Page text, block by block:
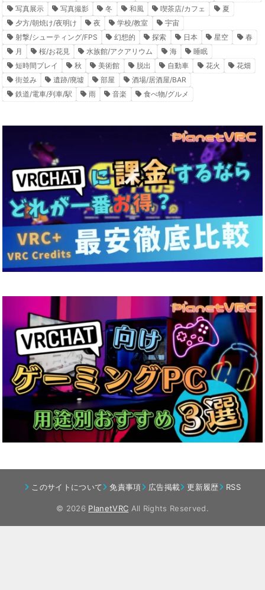
写真展示
写真撮影 冬 和風 喫茶店/カフェ
夏
夕方/朝焼け/夜明け
夜 学校/教室
宇宙
射撃/シューティング/FPS
幻想的 探索 日本 星空
春
月
桜/お花見 水族館/アクアリウム 海
睡眠
短時間プレイ
秋 美術館 脱出 自動車 花火
花畑
街並み
遺跡/廃墟 部屋
酒場/居酒屋/BAR
鉄道/電車/列車/駅
雨 音楽 食べ物/グルメ
このサイトについて 免責事項 広告掲載 更新履歴 RSS
© 2026 PlanetVRC All Rights Reserved.